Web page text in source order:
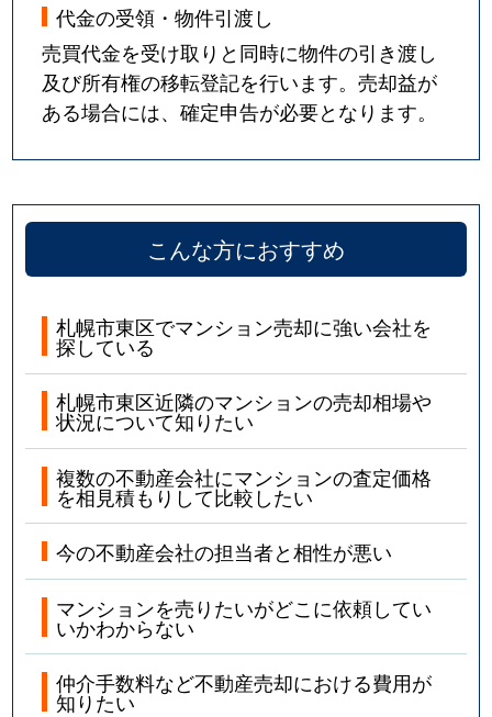
代金の受領・物件引渡し
売買代金を受け取りと同時に物件の引き渡し
及び所有権の移転登記を行います。売却益が
ある場合には、確定申告が必要となります。
こんな方におすすめ
札幌市東区でマンション売却に強い会社を
探している
札幌市東区近隣のマンションの売却相場や
状況について知りたい
複数の不動産会社にマンションの査定価格
を相見積もりして比較したい
今の不動産会社の担当者と相性が悪い
マンションを売りたいがどこに依頼してい
いかわからない
仲介手数料など不動産売却における費用が
知りたい